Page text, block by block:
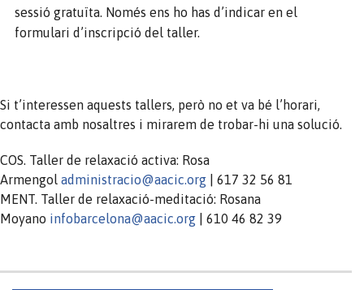
sessió gratuïta. Només ens ho has d’indicar en el
formulari d’inscripció del taller.
Si t’interessen aquests tallers, però no et va bé l’horari,
contacta amb nosaltres i mirarem de trobar-hi una solució.
COS. Taller de relaxació activa: Rosa
Armengol administracio@aacic.org | 617 32 56 81
MENT. Taller de relaxació-meditació: Rosana
Moyano infobarcelona@aacic.org | 610 46 82 39